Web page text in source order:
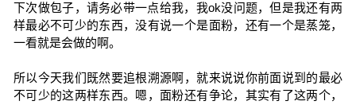
下次做包子，请务必带一点给我，我ok没问题，但是我还有两
样最必不可少的东西，没有说一个是面粉，还有一个是蒸笼，
一看就是会做的啊。
所以今天我们既然要追根溯源啊，就来说说你前面说到的最必
不可少的这两样东西。嗯，面粉还有争论，其实有了这两个，